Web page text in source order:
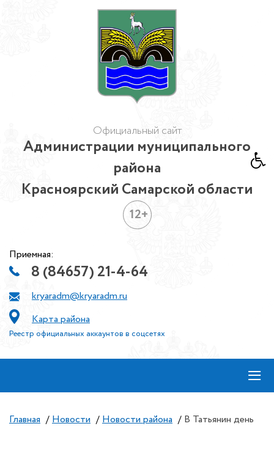
Официальный сайт
Администрации муниципального
района
Красноярский Самарской области
12+
Приемная:
8 (84657) 21-4-64
kryaradm@kryaradm.ru
Карта района
Реестр официальных аккаунтов в соцсетях
≡
Главная / Новости / Новости района / В Татьянин день